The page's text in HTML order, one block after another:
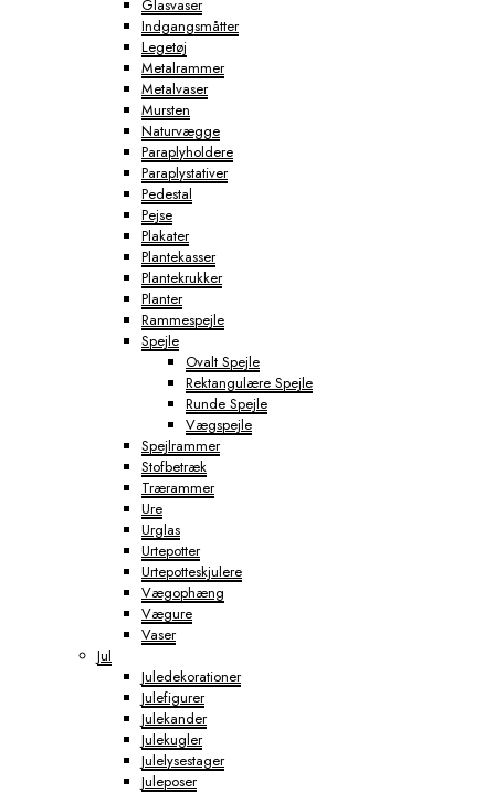
Glasvaser
Indgangsmåtter
Legetøj
Metalrammer
Metalvaser
Mursten
Naturvægge
Paraplyholdere
Paraplystativer
Pedestal
Pejse
Plakater
Plantekasser
Plantekrukker
Planter
Rammespejle
Spejle
Ovalt Spejle
Rektangulære Spejle
Runde Spejle
Vægspejle
Spejlrammer
Stofbetræk
Trærammer
Ure
Urglas
Urtepotter
Urtepotteskjulere
Vægophæng
Vægure
Vaser
Jul
Juledekorationer
Julefigurer
Julekander
Julekugler
Julelysestager
Juleposer